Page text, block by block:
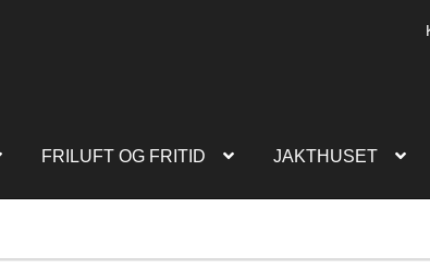
FRILUFT OG FRITID JAKTHUSET